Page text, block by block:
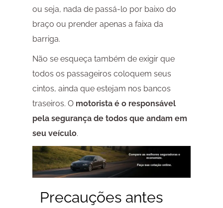
ou seja, nada de passá-lo por baixo do
braço ou prender apenas a faixa da
barriga.
Não se esqueça também de exigir que
todos os passageiros coloquem seus
cintos, ainda que estejam nos bancos
traseiros. O motorista é o responsável
pela segurança de todos que andam em
seu veículo.
Precauções antes